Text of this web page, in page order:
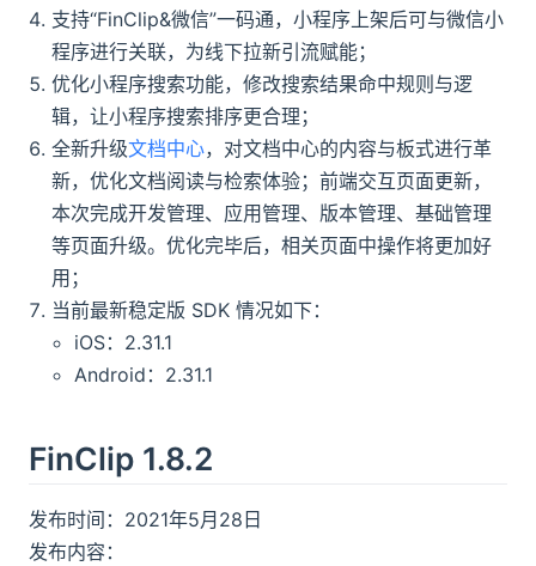
支持“FinClip&微信”一码通，小程序上架后可与微信小
程序进行关联，为线下拉新引流赋能；
优化小程序搜索功能，修改搜索结果命中规则与逻
辑，让小程序搜索排序更合理；
全新升级文档中心，对文档中心的内容与板式进行革
新，优化文档阅读与检索体验；前端交互页面更新，
本次完成开发管理、应用管理、版本管理、基础管理
等页面升级。优化完毕后，相关页面中操作将更加好
用；
当前最新稳定版 SDK 情况如下：
iOS：2.31.1
Android：2.31.1
FinClip 1.8.2
发布时间：2021年5月28日
发布内容：